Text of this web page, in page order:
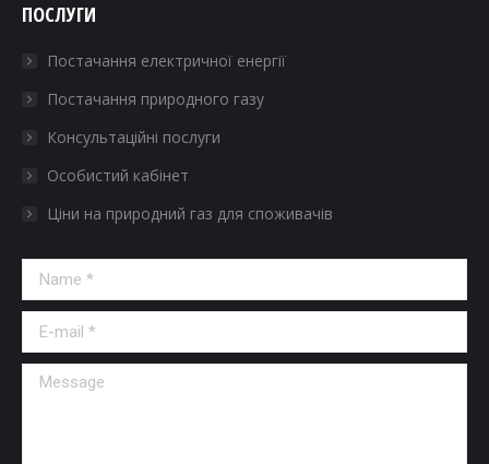
ПОСЛУГИ
Постачання електричної енергії
Постачання природного газу
Консультаційні послуги
Особистий кабінет
Ціни на природний газ для споживачів
Name *
E-mail *
Message